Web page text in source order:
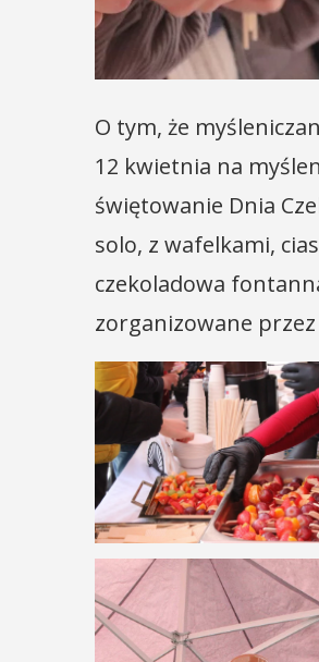
O tym, że
12 kwietnia na
świętowanie Dnia
solo, z wafelkami,
czekoladowa
zorganizowane